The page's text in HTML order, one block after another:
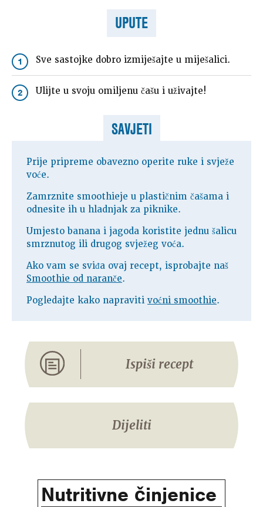
UPUTE
1 Sve sastojke dobro izmiješajte u miješalici.
2 Ulijte u svoju omiljenu čašu i uživajte!
SAVJETI
Prije pripreme obavezno operite ruke i svježe
voće.
Zamrznite smoothieje u plastičnim čašama i
odnesite ih u hladnjak za piknike.
Umjesto banana i jagoda koristite jednu šalicu
smrznutog ili drugog svježeg voća.
Ako vam se sviđa ovaj recept, isprobajte naš
Smoothie od naranče.
Pogledajte kako napraviti voćni smoothie.
Ispiši recept
Dijeliti
Nutritivne činjenice